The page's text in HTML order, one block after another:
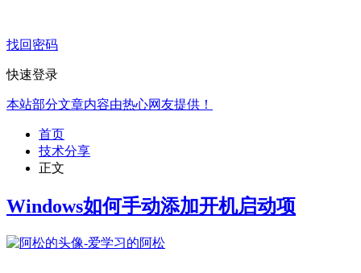
找回密码
快速登录
本站部分文章内容由热心网友提供！
首页
技术分享
正文
Windows如何手动添加开机启动项